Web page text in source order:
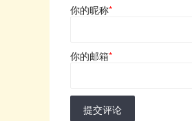
你的昵称*
你的邮箱*
提交评论